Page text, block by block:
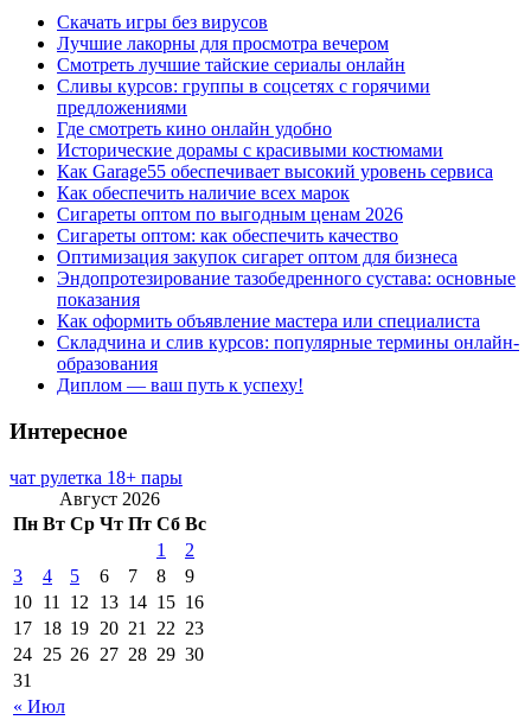
Скачать игры без вирусов
Лучшие лакорны для просмотра вечером
Смотреть лучшие тайские сериалы онлайн
Сливы курсов: группы в соцсетях с горячими
предложениями
Где смотреть кино онлайн удобно
Исторические дорамы с красивыми костюмами
Как Garage55 обеспечивает высокий уровень сервиса
Как обеспечить наличие всех марок
Сигареты оптом по выгодным ценам 2026
Сигареты оптом: как обеспечить качество
Оптимизация закупок сигарет оптом для бизнеса
Эндопротезирование тазобедренного сустава: основные
показания
Как оформить объявление мастера или специалиста
Складчина и слив курсов: популярные термины онлайн-
образования
Диплом — ваш путь к успеху!
Интересное
чат рулетка 18+ пары
Август 2026
Пн Вт Ср Чт Пт Сб Вс
« Июл
1
2
3
4 5 6 7 8
9
10 11 12 13 14 15 16
17 18 19 20 21 22 23
24 25 26 27 28 29 30
31